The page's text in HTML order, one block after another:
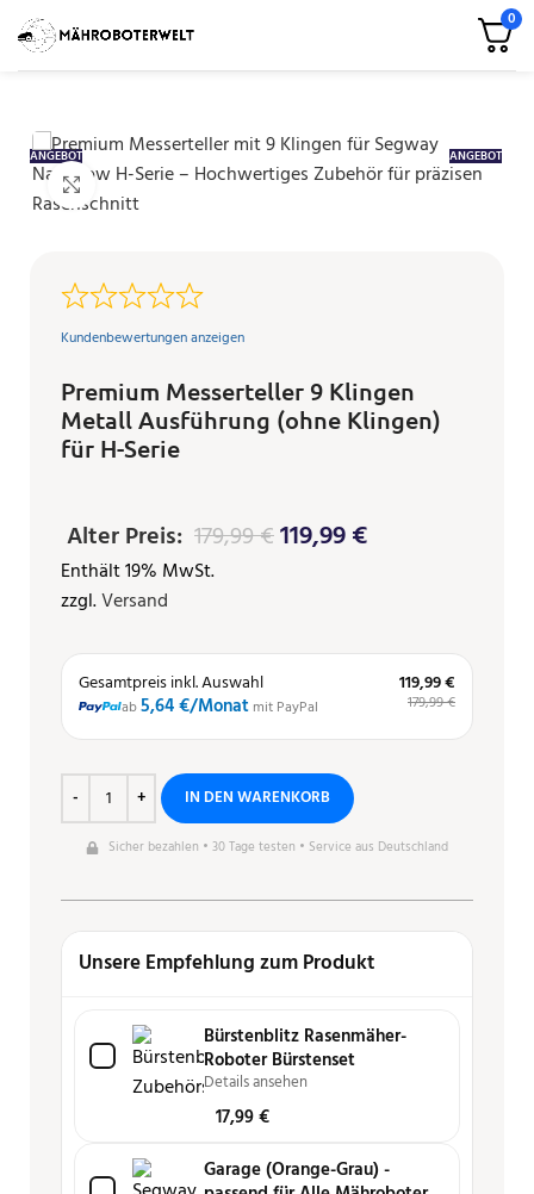
0
ANGEBOT ANGEBOT
Klicken zum Vergrößern
Kundenbewertungen anzeigen
Premium Messerteller 9 Klingen
Metall Ausführung (ohne Klingen)
für H-Serie
Alter Preis: 179,99€119,99€
Enthält 19% MwSt.
zzgl.Versand
Gesamtpreis inkl. Auswahl
ab5,64 €/Monat mit PayPal
119,99 €
179,99 €
IN DEN WARENKORB
Sicher bezahlen • 30 Tage testen • Service aus Deutschland
Unsere Empfehlung zum Produkt
Bürstenblitz Rasenmäher-
Roboter Bürstenset
Details ansehen
17,99€
Garage (Orange-Grau) -